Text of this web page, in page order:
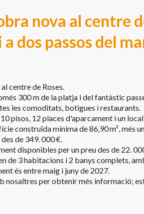
nova al centre
dos passos del
centre de Roses.
300 m de la platja i del fantàstic
les comoditats, botigues i restaurants.
pisos, 12 places d'aparcament i un
construïda mínima de 86,90 m², més
de 349. 000 €.
disponibles per un preu des de 22.
de 3 habitacions i 2 banys complets,
és entre maig i juny de 2027.
nosaltres per obtenir més informació;